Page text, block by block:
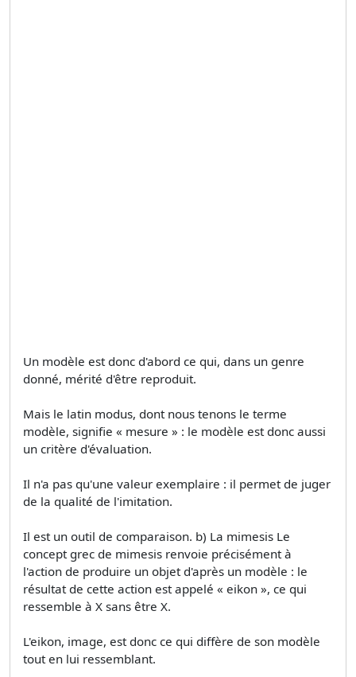
Un modèle est donc d'abord ce qui, dans un genre
donné, mérité d'être reproduit.
Mais le latin modus, dont nous tenons le terme
modèle, signifie « mesure » : le modèle est donc aussi
un critère d'évaluation.
Il n'a pas qu'une valeur exemplaire : il permet de juger
de la qualité de l'imitation.
Il est un outil de comparaison. b) La mimesis Le
concept grec de mimesis renvoie précisément à
l'action de produire un objet d'après un modèle : le
résultat de cette action est appelé « eikon », ce qui
ressemble à X sans être X.
L'eikon, image, est donc ce qui diffère de son modèle
tout en lui ressemblant.